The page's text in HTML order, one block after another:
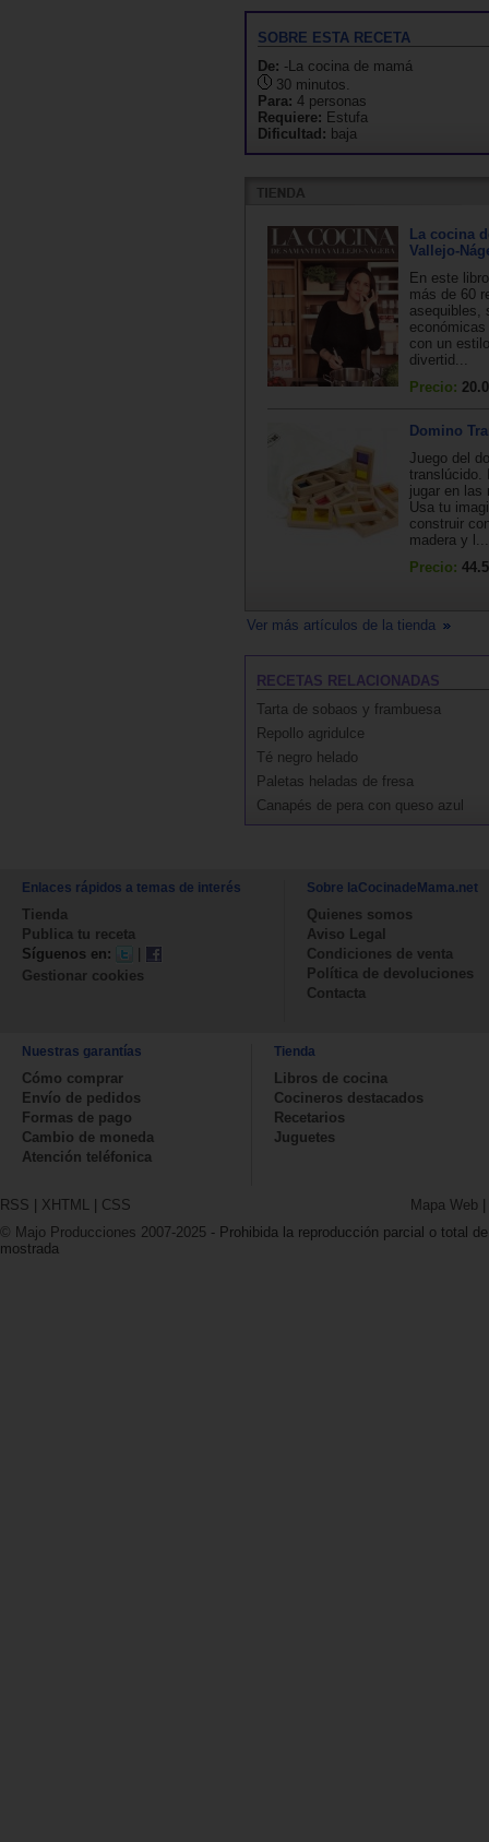
SOBRE ESTA RECETA
De: -La cocina de mamá
30 minutos.
Para: 4 personas
Requiere: Estufa
Dificultad: baja
La cocina
Vallejo-
En este
más de 60
asequibles,
con un
divertid...
Precio:
Domino
Juego del
translúcido.
jugar en las
Usa tu
construir
madera y l...
Precio:
Ver más artículos de la tienda
RECETAS RELACIONADAS
Tarta de sobaos y frambuesa
Repollo agridulce
Té negro helado
Paletas heladas de fresa
Canapés de pera con queso azul
Enlaces rápidos a temas de interés
Tienda
Publica tu receta
Síguenos en:
|
Gestionar cookies
Sobre laCocinadeMama.net
Quienes somos
Aviso Legal
Condiciones de venta
Política de devoluciones
Contacta
Nuestras garantías
Cómo comprar
Envío de pedidos
Formas de pago
Cambio de moneda
Atención teléfonica
Tienda
Libros de cocina
Cocineros destacados
Recetarios
Juguetes
RSS | XHTML | CSS Mapa Web |
© Majo Producciones 2007-2025 - Prohibida la reproducción parcial o total
mostrada